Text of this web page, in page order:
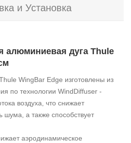
и Установка
алюминиевая дуга Thule
WingBar Edge изготовлены из
по технологии WindDiffuser -
воздуха, что снижает
шума, а также способствует
аэродинамическое